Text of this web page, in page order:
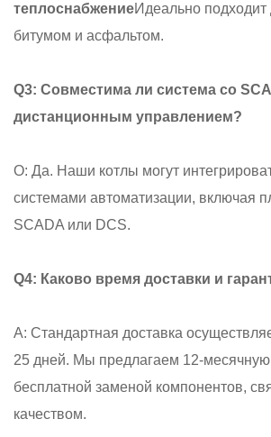
теплоснабжениеИдеально
битумом и асфальтом.
Q3: Совместима ли система со
дистанционным управлением?
О: Да. Наши котлы могут
системами автоматизации, включая
SCADA или DCS.
Q4: Каково время доставки и
A: Стандартная доставка
25 дней. Мы предлагаем 12-месячную
бесплатной заменой компонентов,
качеством.